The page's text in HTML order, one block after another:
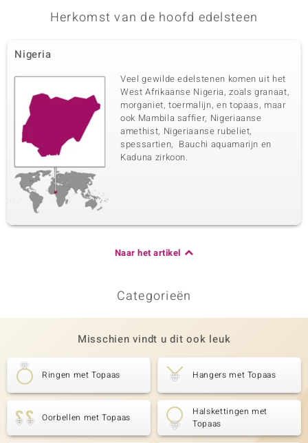
Herkomst van de hoofd edelsteen
Nigeria
Veel gewilde edelstenen komen uit het
West Afrikaanse Nigeria, zoals granaat,
morganiet, toermalijn, en topaas, maar
ook Mambila saffier, Nigeriaanse
amethist, Nigeriaanse rubeliet,
spessartien, Bauchi aquamarijn en
Kaduna zirkoon.
Naar het artikel
Categorieën
Misschien vindt u dit ook leuk
Ringen met Topaas Hangers met Topaas
Oorbellen met Topaas
Halskettingen met
Topaas